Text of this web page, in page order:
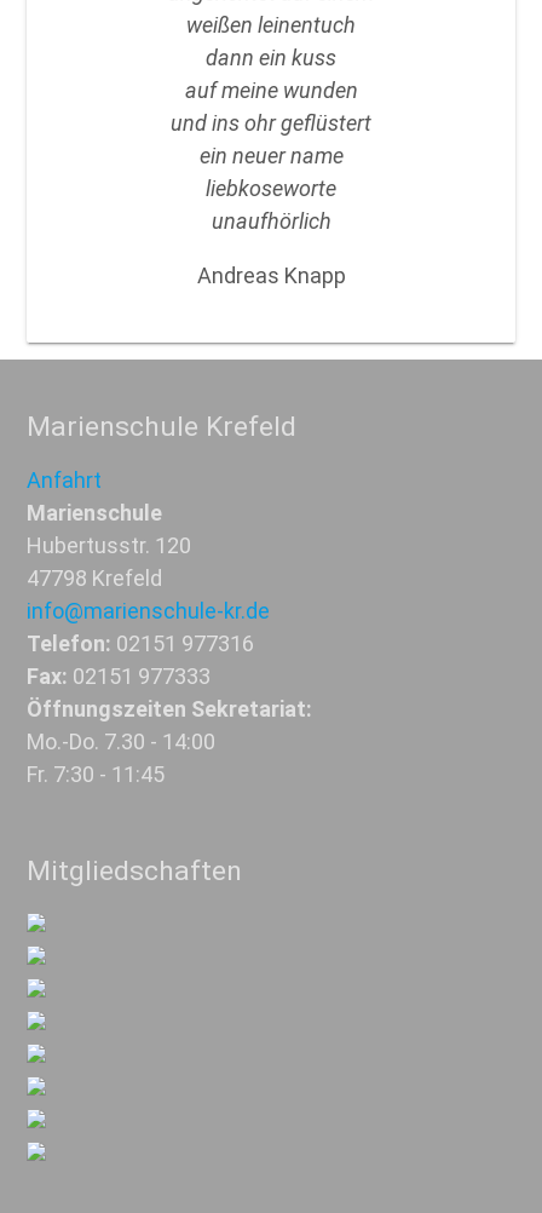
weißen leinentuch
dann ein kuss
auf meine wunden
und ins ohr geflüstert
ein neuer name
liebkoseworte
unaufhörlich
Andreas Knapp
Marienschule Krefeld
Anfahrt
Marienschule
Hubertusstr. 120
47798 Krefeld
info@marienschule-kr.de
Telefon: 02151 977316
Fax: 02151 977333
Öffnungszeiten Sekretariat:
Mo.-Do. 7.30 - 14:00
Fr. 7:30 - 11:45
Mitgliedschaften